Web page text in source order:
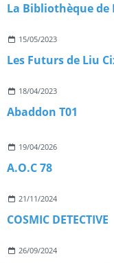
La Bibliothèque de
15/05/2023
Les Futurs de Liu
18/04/2023
Abaddon T01
19/04/2026
A.O.C 78
21/11/2024
COSMIC DETECTIVE
26/09/2024